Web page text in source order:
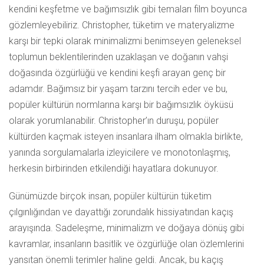
kendini keşfetme ve bağımsızlık gibi temaları film boyunca
gözlemleyebiliriz. Christopher, tüketim ve materyalizme
karşı bir tepki olarak minimalizmi benimseyen geleneksel
toplumun beklentilerinden uzaklaşan ve doğanın vahşi
doğasında özgürlüğü ve kendini keşfi arayan genç bir
adamdır. Bağımsız bir yaşam tarzını tercih eder ve bu,
popüler kültürün normlarına karşı bir bağımsızlık öyküsü
olarak yorumlanabilir. Christopher’ın duruşu, popüler
kültürden kaçmak isteyen insanlara ilham olmakla birlikte,
yanında sorgulamalarla izleyicilere ve monotonlaşmış,
herkesin birbirinden etkilendiği hayatlara dokunuyor.
Günümüzde birçok insan, popüler kültürün tüketim
çılgınlığından ve dayattığı zorundalık hissiyatından kaçış
arayışında. Sadeleşme, minimalizm ve doğaya dönüş gibi
kavramlar, insanların basitlik ve özgürlüğe olan özlemlerini
yansıtan önemli terimler haline geldi. Ancak, bu kaçış